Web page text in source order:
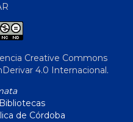
Creative Commons
4.0 Internacional.
de Córdoba